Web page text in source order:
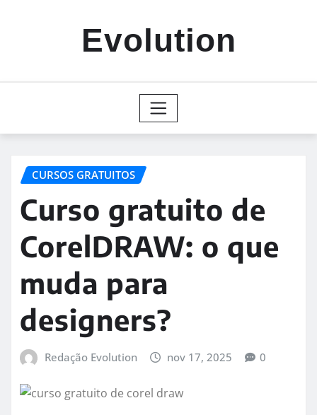
Evolution
CURSOS GRATUITOS
Curso gratuito de
CorelDRAW: o que
muda para
designers?
Redação Evolution nov 17, 2025 0